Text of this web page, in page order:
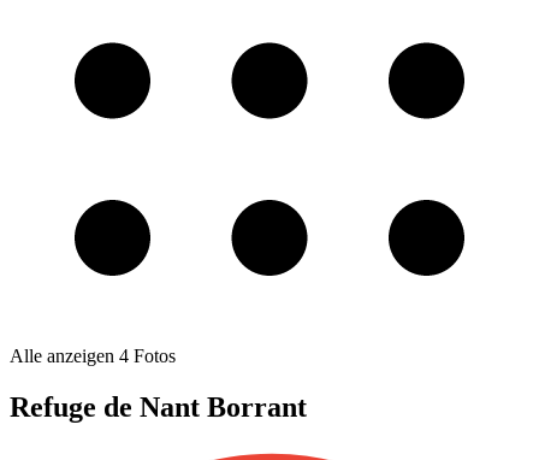
Alle anzeigen 4 Fotos
Refuge de Nant Borrant